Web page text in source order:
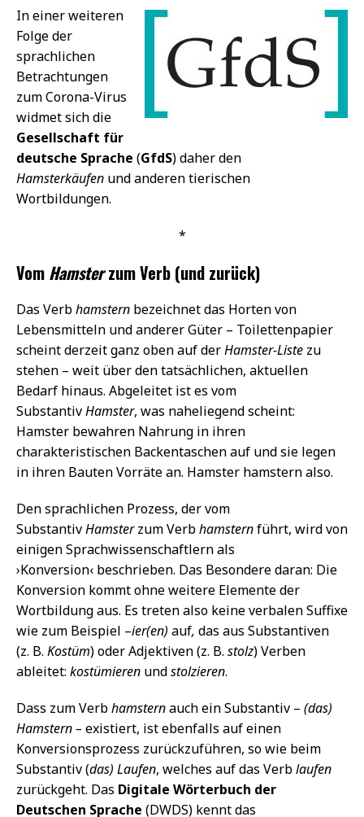
In einer weiteren
Folge der
sprachlichen
Betrachtungen
zum Corona-Virus
widmet sich die
Gesellschaft für
deutsche Sprache (GfdS) daher den
Hamsterkäufen und anderen tierischen
Wortbildungen.
*
Vom Hamsterzum Verb (und zurück)
Das Verbhamstern bezeichnet das Horten von
Lebensmitteln und anderer Güter – Toilettenpapier
scheint derzeit ganz oben auf derHamster-Liste zu
stehen – weit über den tatsächlichen, aktuellen
Bedarf hinaus. Abgeleitet ist es vom
SubstantivHamster, was naheliegend scheint:
Hamster bewahren Nahrung in ihren
charakteristischen Backentaschen auf und sie legen
in ihren Bauten Vorräte an. Hamster hamstern also.
Den sprachlichen Prozess, der vom
SubstantivHamsterzum Verbhamsternführt, wird von
einigen Sprachwissenschaftlern als
›Konversion‹ beschrieben. Das Besondere daran: Die
Konversion kommt ohne weitere Elemente der
Wortbildung aus. Es treten also keine verbalen Suffixe
wie zum Beispiel –ier(en) auf, das aus Substantiven
(z. B. Kostüm) oder Adjektiven (z. B. stolz) Verben
ableitet: kostümieren undstolzieren.
Dass zum Verbhamsternauch ein Substantiv – (das)
Hamstern – existiert, ist ebenfalls auf einen
Konversionsprozess zurückzuführen, so wie beim
Substantiv (das) Laufen, welches auf das Verblaufen
zurückgeht. Das Digitale Wörterbuch der
Deutschen Sprache (DWDS) kennt das